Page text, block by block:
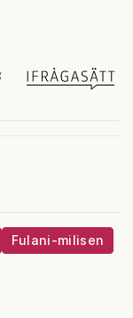
Fulani-milisen